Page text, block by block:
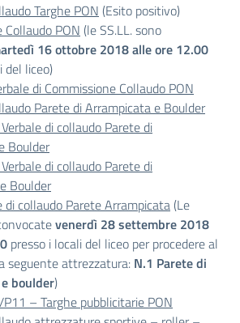
Targhe PON (Esito positivo)
Collaudo PON (le SS.LL. sono
16 ottobre 2018 alle ore 12.00
del liceo)
di Commissione Collaudo PON
Parete di Arrampicata e Boulder
di collaudo Parete di
Boulder
di collaudo Parete di
Boulder
di collaudo Parete Arrampicata (Le
venerdì 28 settembre 2018
presso i locali del liceo per procedere al
seguente attrezzatura: N.1 Parete di
boulder)
– Targhe pubblicitarie PON